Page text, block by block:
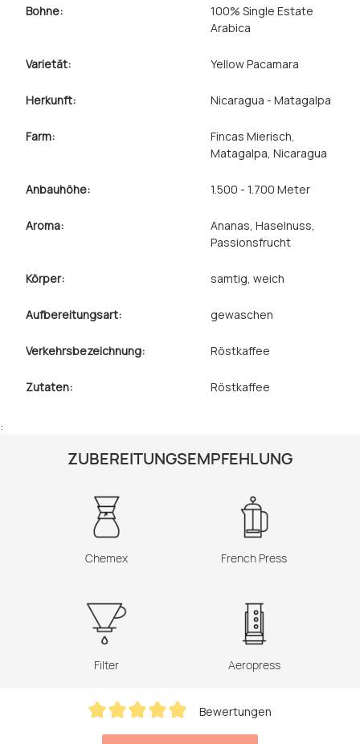
Bohne:
100% Single Estate
Arabica
Varietät: Yellow Pacamara
Herkunft: Nicaragua - Matagalpa
Farm:
Fincas Mierisch,
Matagalpa, Nicaragua
Anbauhöhe: 1.500 - 1.700 Meter
Aroma: Ananas, Haselnuss,
Passionsfrucht
Körper: samtig, weich
Aufbereitungsart: gewaschen
Verkehrsbezeichnung: Röstkaffee
Zutaten: Röstkaffee
:
ZUBEREITUNGSEMPFEHLUNG
Chemex French Press
Filter Aeropress
Bewertungen